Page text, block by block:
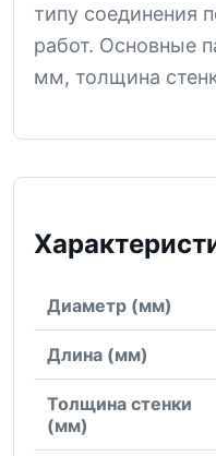
типу соединения
работ. Основные
мм, толщина
Диаметр (мм)
Длина (мм)
Толщина стенки
(мм)